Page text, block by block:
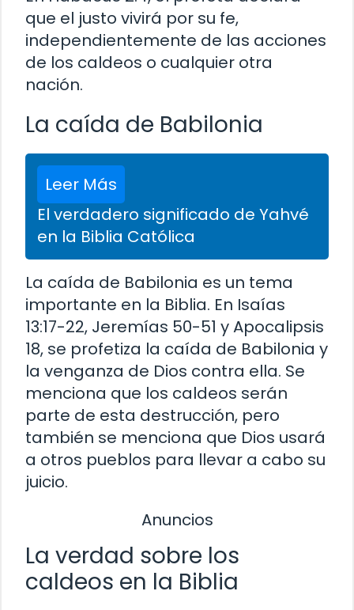
que el justo vivirá por su fe,
independientemente de las acciones
de los caldeos o cualquier otra
nación.
La caída de Babilonia
Leer Más
El verdadero significado de Yahvé
en la Biblia Católica
La caída de Babilonia es un tema
importante en la Biblia. En Isaías
13:17-22, Jeremías 50-51 y Apocalipsis
18, se profetiza la caída de Babilonia y
la venganza de Dios contra ella. Se
menciona que los caldeos serán
parte de esta destrucción, pero
también se menciona que Dios usará
a otros pueblos para llevar a cabo su
juicio.
Anuncios
La verdad sobre los
caldeos en la Biblia